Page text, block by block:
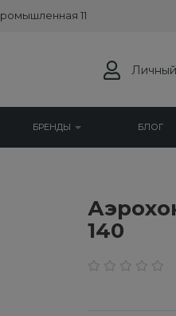
11
БРЕНДЫ БЛОГ
140